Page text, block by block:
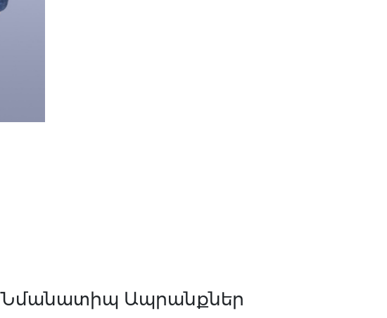
Նմանատիպ Ապրանքներ